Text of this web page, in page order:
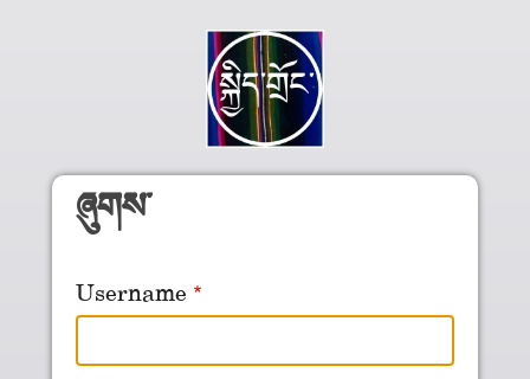
Skip to main content
ཞུགས་
Username